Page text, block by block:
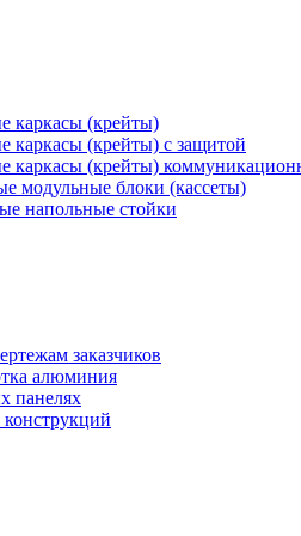
каркасы (крейты)
каркасы (крейты) с защитой
каркасы (крейты)
модульные блоки (кассеты)
напольные стойки
заказчиков
алюминия
панелях